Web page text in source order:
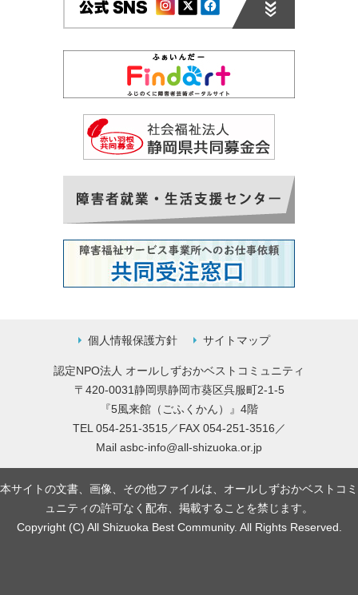
個人情報保護方針 サイトマップ
認定NPO法人 オールしずおかベストコミュニティ
〒420-0031静岡県静岡市葵区呉服町2-1-5
『5風来館（ごふくかん）』4階
TEL 054-251-3515／FAX 054-251-3516／
Mail asbc-info@all-shizuoka.or.jp
本サイトの文書、画像、その他ファイルは、オールしずおかベストコミ
ュニティの許可なく配布、掲載することを禁じます。
Copyright (C) All Shizuoka Best Community. All Rights Reserved.